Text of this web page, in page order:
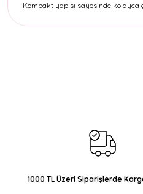
Kompakt yapısı sayesinde
Ürün fiyatı diğer sitelerden
Bu ürüne benzer farklı
1000 TL Üzeri Siparişlerde